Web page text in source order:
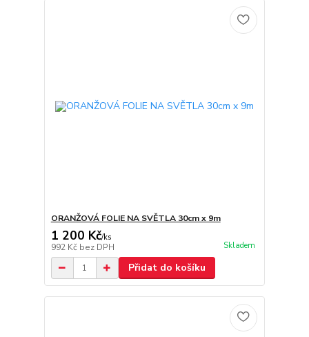
ORANŽOVÁ FOLIE NA SVĚTLA 30cm x 9m
1 200 Kč/ks
992 Kč bez DPH Skladem
Přidat do košíku